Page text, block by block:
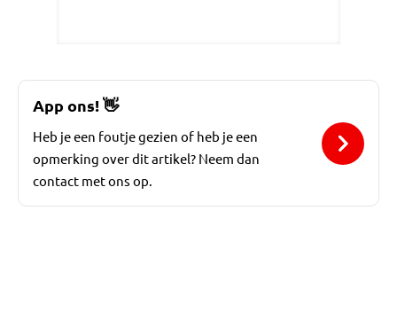
App ons!👋
Heb je een foutje gezien of heb je een
opmerking over dit artikel? Neem dan
contact met ons op.